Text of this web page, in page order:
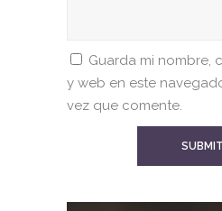
Guarda mi nombre,
y web en este
vez que comente.